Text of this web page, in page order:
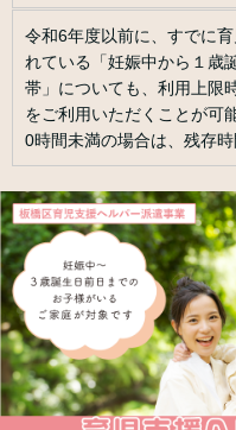
令和6年度以前に、すでに
れている「妊娠中から１歳
帯」についても、利用上限
をご利用いただくことが可
0時間未満の場合は、残存